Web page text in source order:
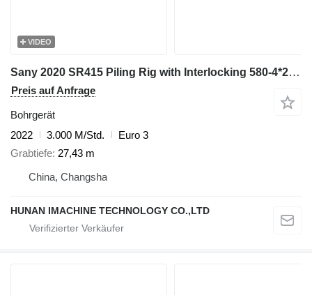
VIDEO
Sany 2020 SR415 Piling Rig with Interlocking 580-4*20 Kelly Bar - Hea
Preis auf Anfrage
Bohrgerät
2022
3.000 M/Std.
Euro 3
Grabtiefe 27,43 m
China, Changsha
HUNAN IMACHINE TECHNOLOGY CO.,LTD